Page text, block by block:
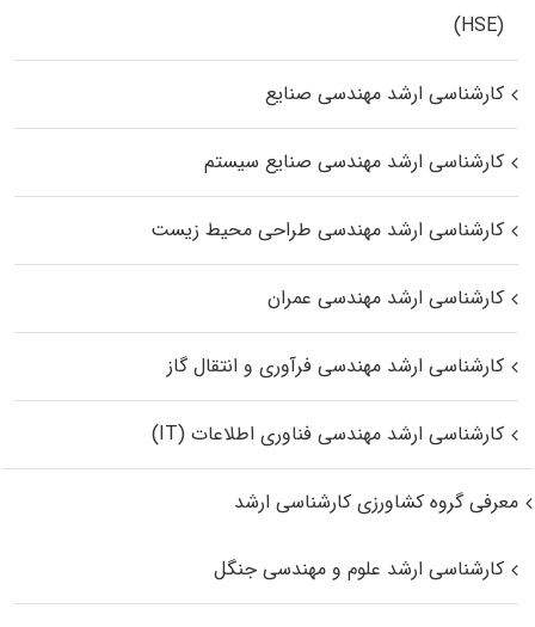
(HSE)
کارشناسی ارشد مهندسی صنایع
کارشناسی ارشد مهندسی صنایع سیستم
کارشناسی ارشد مهندسی طراحی محیط زیست
کارشناسی ارشد مهندسی عمران
کارشناسی ارشد مهندسی فرآوری و انتقال گاز
کارشناسی ارشد مهندسی فناوری اطلاعات (IT)
معرفی گروه کشاورزی کارشناسی ارشد
کارشناسی ارشد علوم و مهندسی جنگل